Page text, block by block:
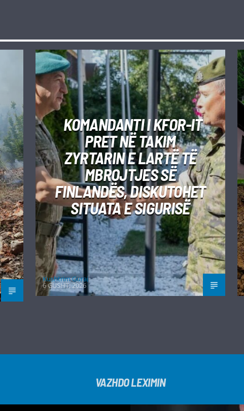
KOMANDANTI I KFOR-IT
PRET NË TAKIM
ZYRTARIN E LARTË TË
MBROJTJES SË
FINLANDËS, DISKUTOHET
SITUATA E SIGURISË
Kushtrim Guraj
6 GUSHT, 2026
VAZHDO LEXIMIN